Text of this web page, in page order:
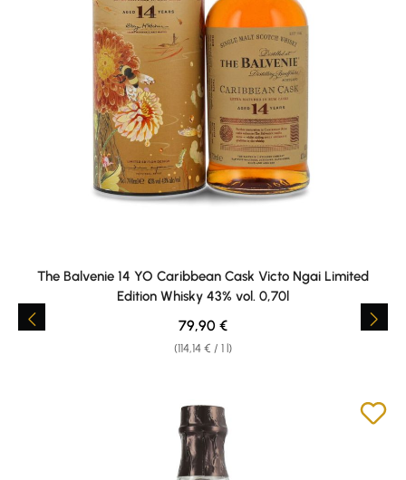
The Balvenie 14 YO Caribbean Cask Victo Ngai Limited
Edition Whisky 43% vol. 0,70l
(114,14 € / 1 l)
Regular price:
79,90 €